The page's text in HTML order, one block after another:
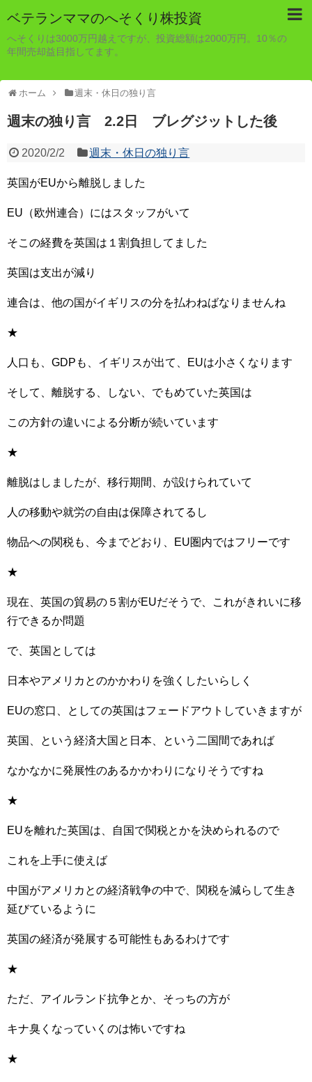
ベテランママのへそくり株投資
へそくりは3000万円越えですが、投資総額は2000万円。10％の
年間売却益目指してます。
ホーム 週末・休日の独り言
週末の独り言 2.2日 ブレグジットした後
2020/2/2 週末・休日の独り言
英国がEUから離脱しました
EU（欧州連合）にはスタッフがいて
そこの経費を英国は１割負担してました
英国は支出が減り
連合は、他の国がイギリスの分を払わねばなりませんね
★
人口も、GDPも、イギリスが出て、EUは小さくなります
そして、離脱する、しない、でもめていた英国は
この方針の違いによる分断が続いています
★
離脱はしましたが、移行期間、が設けられていて
人の移動や就労の自由は保障されてるし
物品への関税も、今までどおり、EU圏内ではフリーです
★
現在、英国の貿易の５割がEUだそうで、これがきれいに移
行できるか問題
で、英国としては
日本やアメリカとのかかわりを強くしたいらしく
EUの窓口、としての英国はフェードアウトしていきますが
英国、という経済大国と日本、という二国間であれば
なかなかに発展性のあるかかわりになりそうですね
★
EUを離れた英国は、自国で関税とかを決められるので
これを上手に使えば
中国がアメリカとの経済戦争の中で、関税を減らして生き
延びているように
英国の経済が発展する可能性もあるわけです
★
ただ、アイルランド抗争とか、そっちの方が
キナ臭くなっていくのは怖いですね
★